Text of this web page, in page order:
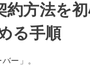
約方法を
る手順
ー」。